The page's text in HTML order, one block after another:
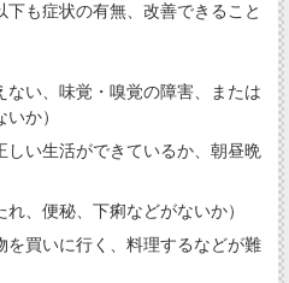
も症状の有無、改善できること
ない、味覚・嗅覚の障害、または
か）
しい生活ができているか、朝昼晩
、便秘、下痢などがないか）
を買いに行く、料理するなどが難